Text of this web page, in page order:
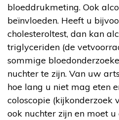
bloeddrukmeting. Ook
beïnvloeden. Heeft u
cholesteroltest, dan kan
triglyceriden (de
sommige
nuchter te zijn. Van uw
hoe lang u niet mag eten
coloscopie (kijkonderzoek
ook nuchter zijn en moet